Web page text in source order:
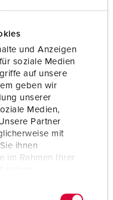
und Anzeigen
soziale Medien
auf unsere
geben wir
unserer
Medien,
Partner
mit
ihnen
im Rahmen Ihrer
No
284 g
EAC